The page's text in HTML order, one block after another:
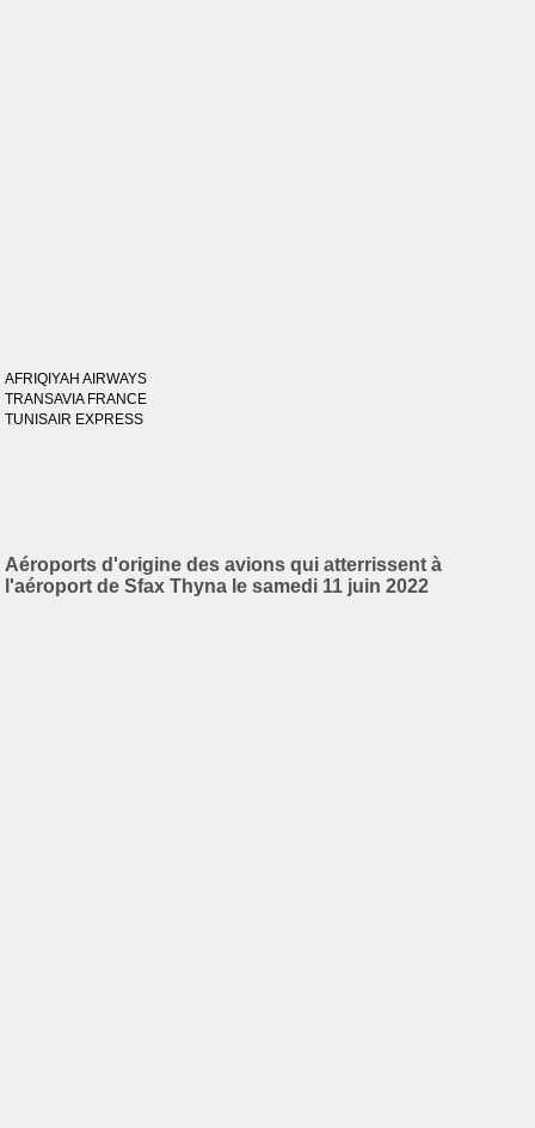
AFRIQIYAH AIRWAYS
TRANSAVIA FRANCE
TUNISAIR EXPRESS
Aéroports d'origine des avions qui atterrissent à
l'aéroport de Sfax Thyna le samedi 11 juin 2022